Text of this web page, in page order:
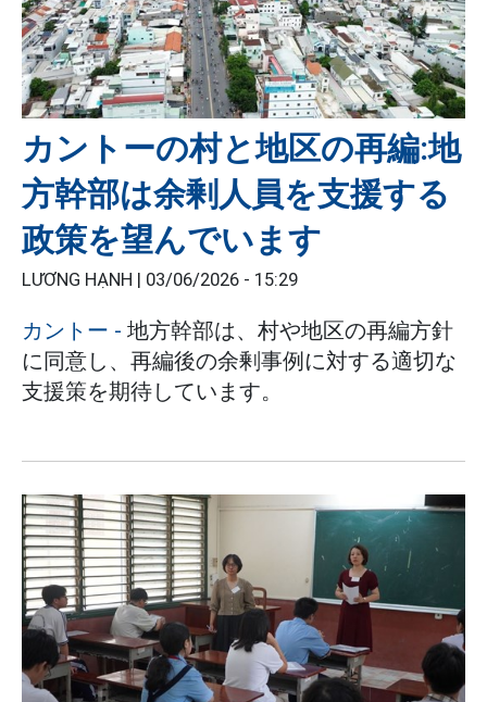
カントーの村と地区の再編:地
方幹部は余剰人員を支援する
政策を望んでいます
LƯƠNG HẠNH | 03/06/2026 - 15:29
カントー - 地方幹部は、村や地区の再編方針
に同意し、再編後の余剰事例に対する適切な
支援策を期待しています。